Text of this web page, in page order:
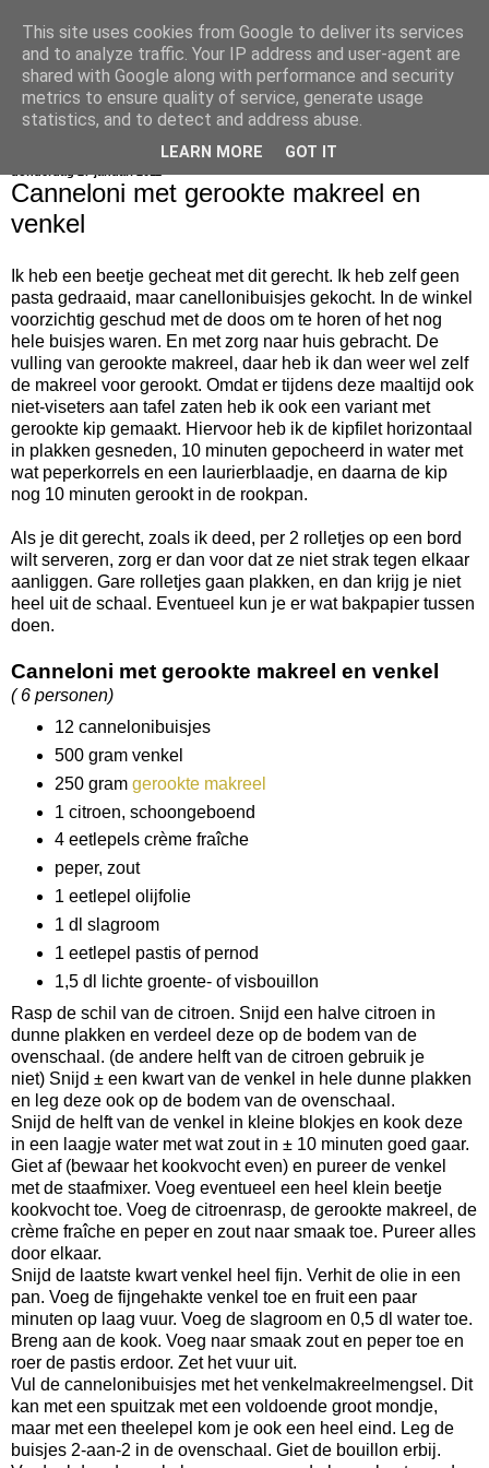
bijna net zo lekker als thuis
Canneloni met gerookte makreel en
venkel
Ik heb een beetje gecheat met dit gerecht. Ik heb zelf geen
pasta gedraaid, maar canellonibuisjes gekocht. In de winkel
voorzichtig geschud met de doos om te horen of het nog
hele buisjes waren. En met zorg naar huis gebracht. De
vulling van gerookte makreel, daar heb ik dan weer wel zelf
de makreel voor gerookt. Omdat er tijdens deze maaltijd ook
niet-viseters aan tafel zaten heb ik ook een variant met
gerookte kip gemaakt. Hiervoor heb ik de kipfilet horizontaal
in plakken gesneden, 10 minuten gepocheerd in water met
wat peperkorrels en een laurierblaadje, en daarna de kip
nog 10 minuten gerookt in de rookpan.
Als je dit gerecht, zoals ik deed, per 2 rolletjes op een bord
wilt serveren, zorg er dan voor dat ze niet strak tegen elkaar
aanliggen. Gare rolletjes gaan plakken, en dan krijg je niet
heel uit de schaal. Eventueel kun je er wat bakpapier tussen
doen.
Canneloni met gerookte makreel en venkel
( 6 personen)
12 cannelonibuisjes
500 gram venkel
250 gram gerookte makreel
1 citroen, schoongeboend
4 eetlepels crème fraîche
peper, zout
1 eetlepel olijfolie
1 dl slagroom
1 eetlepel pastis of pernod
1,5 dl lichte groente- of visbouillon
Rasp de schil van de citroen. Snijd een halve citroen in
dunne plakken en verdeel deze op de bodem van de
ovenschaal. (de andere helft van de citroen gebruik je
niet) Snijd ± een kwart van de venkel in hele dunne plakken
en leg deze ook op de bodem van de ovenschaal.
Snijd de helft van de venkel in kleine blokjes en kook deze
in een laagje water met wat zout in ± 10 minuten goed gaar.
Giet af (bewaar het kookvocht even) en pureer de venkel
met de staafmixer. Voeg eventueel een heel klein beetje
kookvocht toe. Voeg de citroenrasp, de gerookte makreel, de
crème fraîche en peper en zout naar smaak toe. Pureer alles
door elkaar.
Snijd de laatste kwart venkel heel fijn. Verhit de olie in een
pan. Voeg de fijngehakte venkel toe en fruit een paar
minuten op laag vuur. Voeg de slagroom en 0,5 dl water toe.
Breng aan de kook. Voeg naar smaak zout en peper toe en
roer de pastis erdoor. Zet het vuur uit.
Vul de cannelonibuisjes met het venkelmakreelmengsel. Dit
kan met een spuitzak met een voldoende groot mondje,
maar met een theelepel kom je ook een heel eind. Leg de
buisjes 2-aan-2 in de ovenschaal. Giet de bouillon erbij.
This site uses cookies from Google to deliver its services
and to analyze traffic. Your IP address and user-agent are
shared with Google along with performance and security
metrics to ensure quality of service, generate usage
statistics, and to detect and address abuse.
LEARN MORE GOT IT